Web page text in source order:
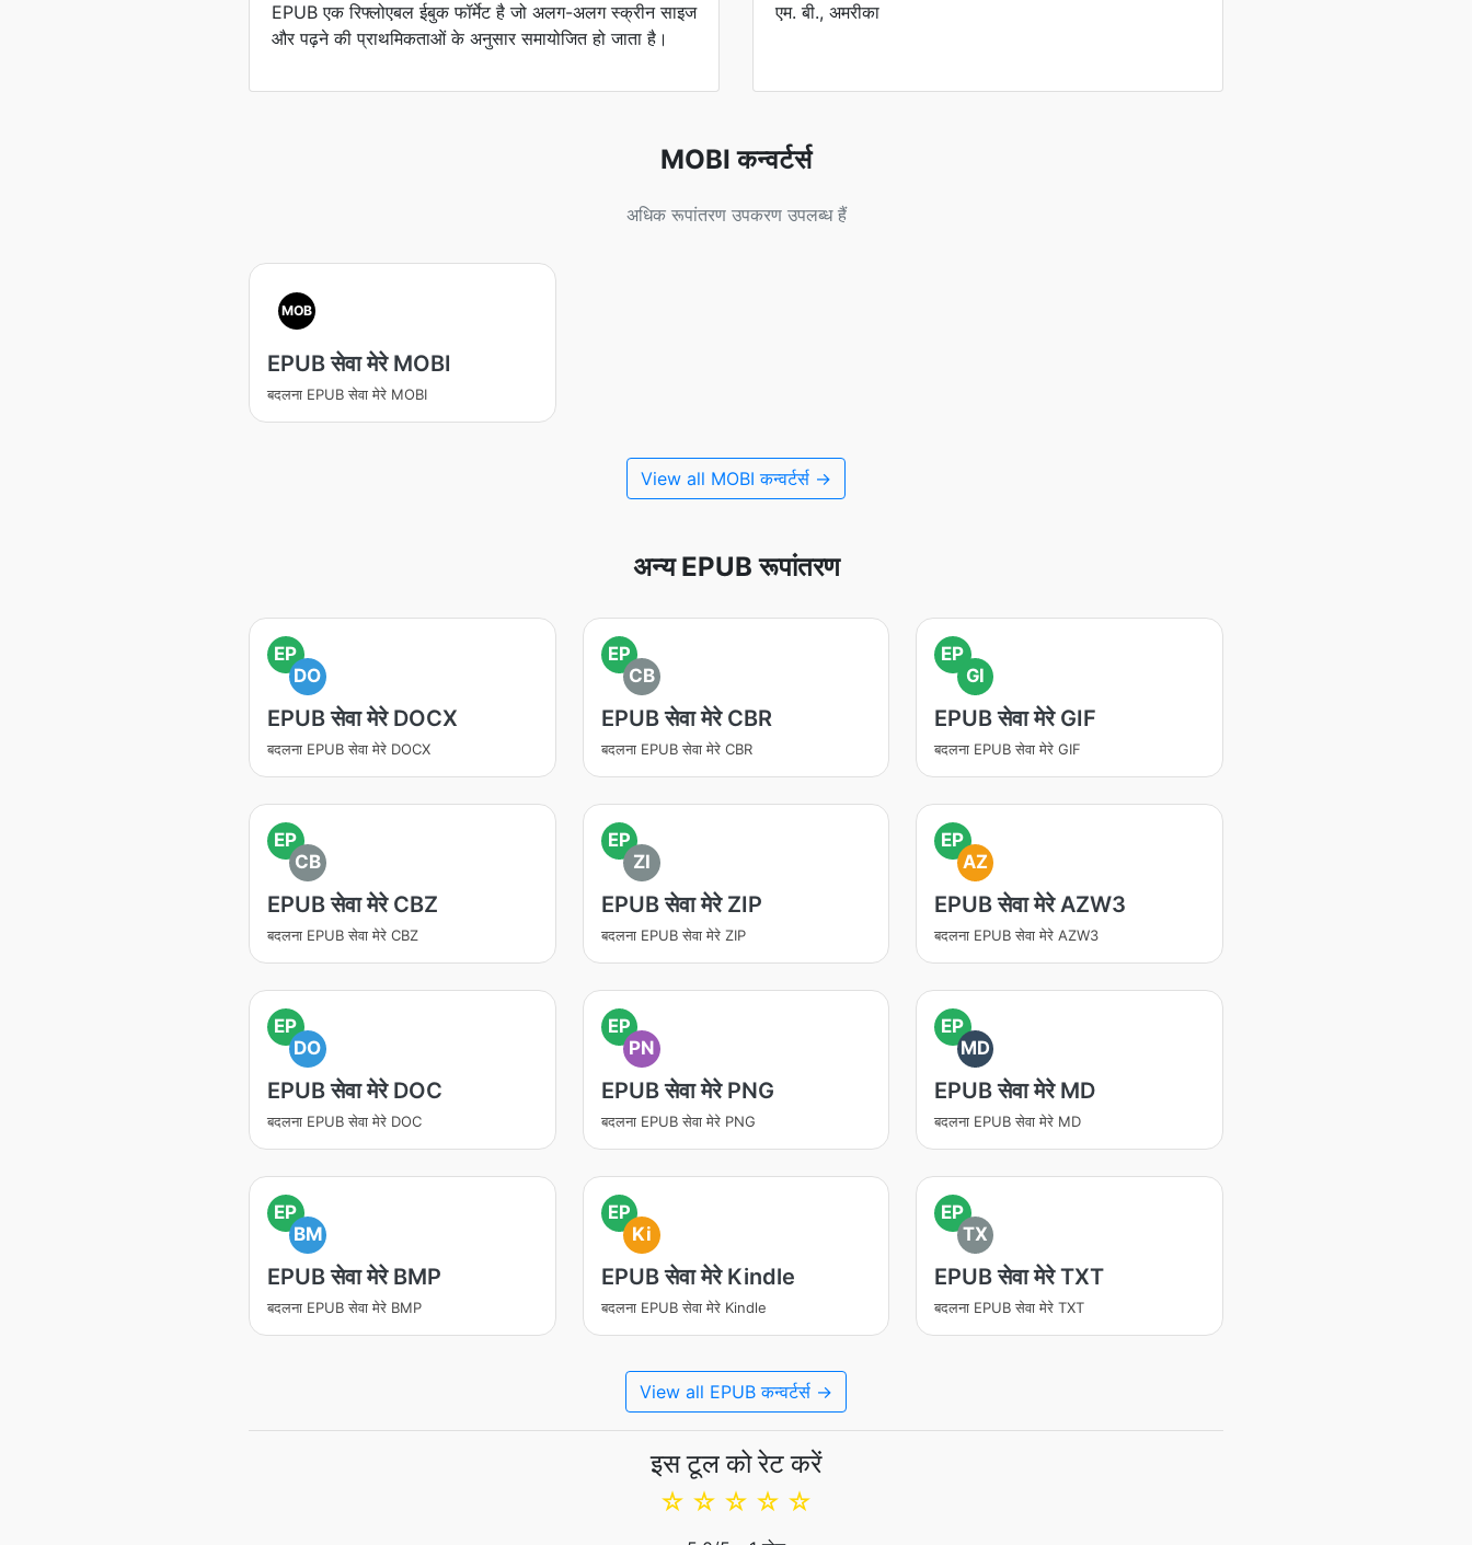
EPUB एक रिफ्लोएबल ईबुक फॉर्मेट है जो अलग-अलग स्क्रीन साइज
और पढ़ने की प्राथमिकताओं के अनुसार समायोजित हो जाता है।
एम. बी., अमरीका
MOBI कन्वर्टर्स
अधिक रूपांतरण उपकरण उपलब्ध हैं
MOB
EPUB सेवा मेरे MOBI
बदलना EPUB सेवा मेरे MOBI
View all MOBI कन्वर्टर्स →
अन्य EPUB रूपांतरण
EP
DO
EPUB सेवा मेरे DOCX
बदलना EPUB सेवा मेरे DOCX
EP
CB
EPUB सेवा मेरे CBR
बदलना EPUB सेवा मेरे CBR
EP
GI
EPUB सेवा मेरे GIF
बदलना EPUB सेवा मेरे GIF
EP
CB
EPUB सेवा मेरे CBZ
बदलना EPUB सेवा मेरे CBZ
EP
ZI
EPUB सेवा मेरे ZIP
बदलना EPUB सेवा मेरे ZIP
EP
AZ
EPUB सेवा मेरे AZW3
बदलना EPUB सेवा मेरे AZW3
EP
DO
EPUB सेवा मेरे DOC
बदलना EPUB सेवा मेरे DOC
EP
PN
EPUB सेवा मेरे PNG
बदलना EPUB सेवा मेरे PNG
EP
MD
EPUB सेवा मेरे MD
बदलना EPUB सेवा मेरे MD
EP
BM
EPUB सेवा मेरे BMP
बदलना EPUB सेवा मेरे BMP
EP
Ki
EPUB सेवा मेरे Kindle
बदलना EPUB सेवा मेरे Kindle
EP
TX
EPUB सेवा मेरे TXT
बदलना EPUB सेवा मेरे TXT
View all EPUB कन्वर्टर्स →
इस टूल को रेट करें
☆
☆
☆
☆
☆